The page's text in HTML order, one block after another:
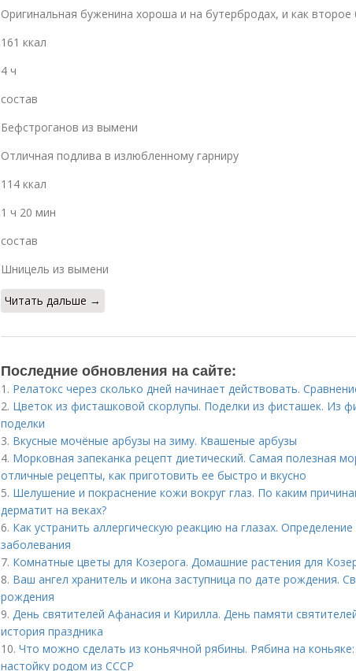
Оригинальная буженина хороша и на бутербродах, и как второе
161 ккал
4 ч
состав
Бефстроганов из вымени
Отличная подлива в излюбленному гарниру
114 ккал
1 ч 20 мин
состав
Шницель из вымени
Читать дальше →
Последние обновления на сайте:
1. Релатокс через сколько дней начинает действовать.
2. Цветок из фисташковой скорлупы. Поделки из фисташек. Из
поделки
3. Вкусные мочёные арбузы на зиму. Квашеные арбузы
4. Морковная запеканка рецепт диетический. Самая полезная
отличные рецепты, как приготовить ее быстро и вкусно
5. Шелушение и покраснение кожи вокруг глаз. По каким
дерматит на веках?
6. Как устранить аллергическую реакцию на глазах.
заболевания
7. Комнатные цветы для Козерога. Домашние растения для
8. Ваш ангел хранитель и икона заступница по дате рождения.
рождения
9. День святителей Афанасия и Кирилла. День памяти
история праздника
10. Что можно сделать из коньячной рябины. Рябина на коньяке:
настойку родом из СССР